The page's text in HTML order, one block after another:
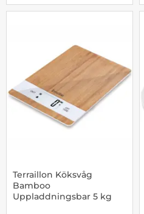
Terraillon Köksvåg
Bamboo
Uppladdningsbar 5 kg